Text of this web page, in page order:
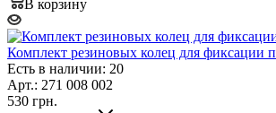
В корзину
Комплект резиновых колец для фиксации
Есть в наличии: 20
Арт.: 271 008 002
530 грн.